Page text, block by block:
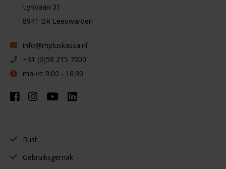
Lynbaan 31
8941 BR Leeuwarden
info@mpluskassa.nl
+31 (0)58 215 7000
ma-vr: 9:00 - 16:30
Rust
Gebruiksgemak